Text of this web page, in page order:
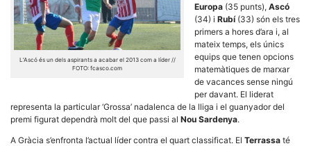
L’Ascó és un dels aspirants a acabar el 2013 com a líder //
FOTO: fcasco.com
Europa (35 punts), Ascó
(34) i Rubí (33) són els tres
primers a hores d’ara i, al
mateix temps, els únics
equips que tenen opcions
matemàtiques de marxar
de vacances sense ningú
per davant. El liderat
representa la particular ‘Grossa’ nadalenca de la lliga i el guanyador del
premi figurat dependrà molt del que passi al Nou Sardenya.
A Gràcia s’enfronta l’actual líder contra el quart classificat. El Terrassa té
Aquestes